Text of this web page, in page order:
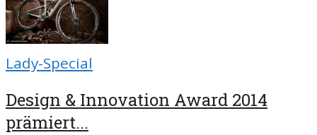
Lady-Special
Design & Innovation Award 2014
prämiert...